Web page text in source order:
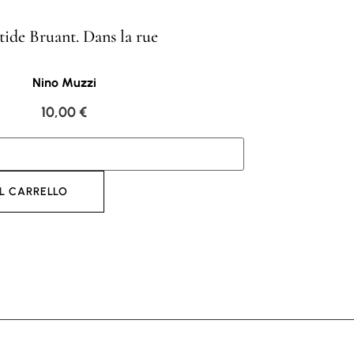
Bruant. Dans la rue
Nino Muzzi
10,00€
CARRELLO